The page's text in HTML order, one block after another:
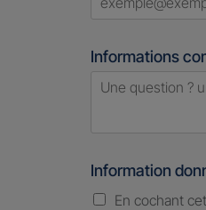
Informations
Information
En cochant